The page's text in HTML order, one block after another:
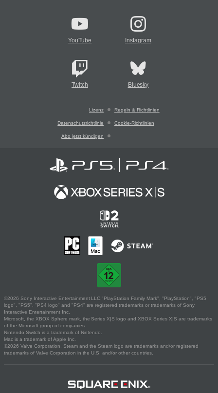
YouTube Instagram
Twitch Bluesky
Lizenz Regeln & Richtlinien
Datenschutzrichtlinie Cookie-Richtlinien
Abo jetzt kündigen
©2026 Sony Interactive Entertainment LLC."PlayStation Family Mark", "PlayStation", "PS5
logo", "PS5", "PS4 logo" and "PS4" are registered trademarks or trademarks of Sony
Interactive Entertainment Inc.
Microsoft, the XBOX Sphere mark, the Series X|S logo and XBOX Series X|S are trademarks
of the Microsoft group of companies.
Nintendo Switch is a trademark of Nintendo.
Mac is a trademark of Apple Inc.
©2026 Valve Corporation. Steam and the Steam logo are trademarks and/or registered
trademarks of Valve Corporation in the U.S. and/or other countries.